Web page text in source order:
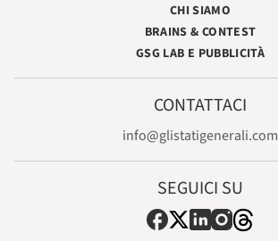
CHI SIAMO
BRAINS & CONTEST
GSG LAB E PUBBLICITÀ
CONTATTACI
info@glistatigenerali.com
SEGUICI SU